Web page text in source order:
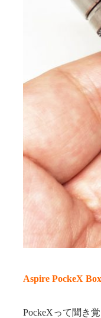
Aspire PockeX
PockeXって聞き